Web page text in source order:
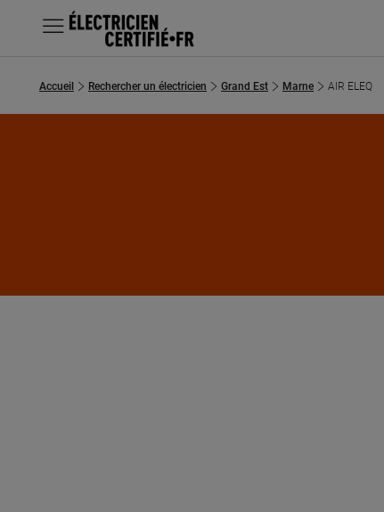
MENU
Chercher un électricien
Accueil Rechercher un électricien Grand Est Marne AIR ELEQ